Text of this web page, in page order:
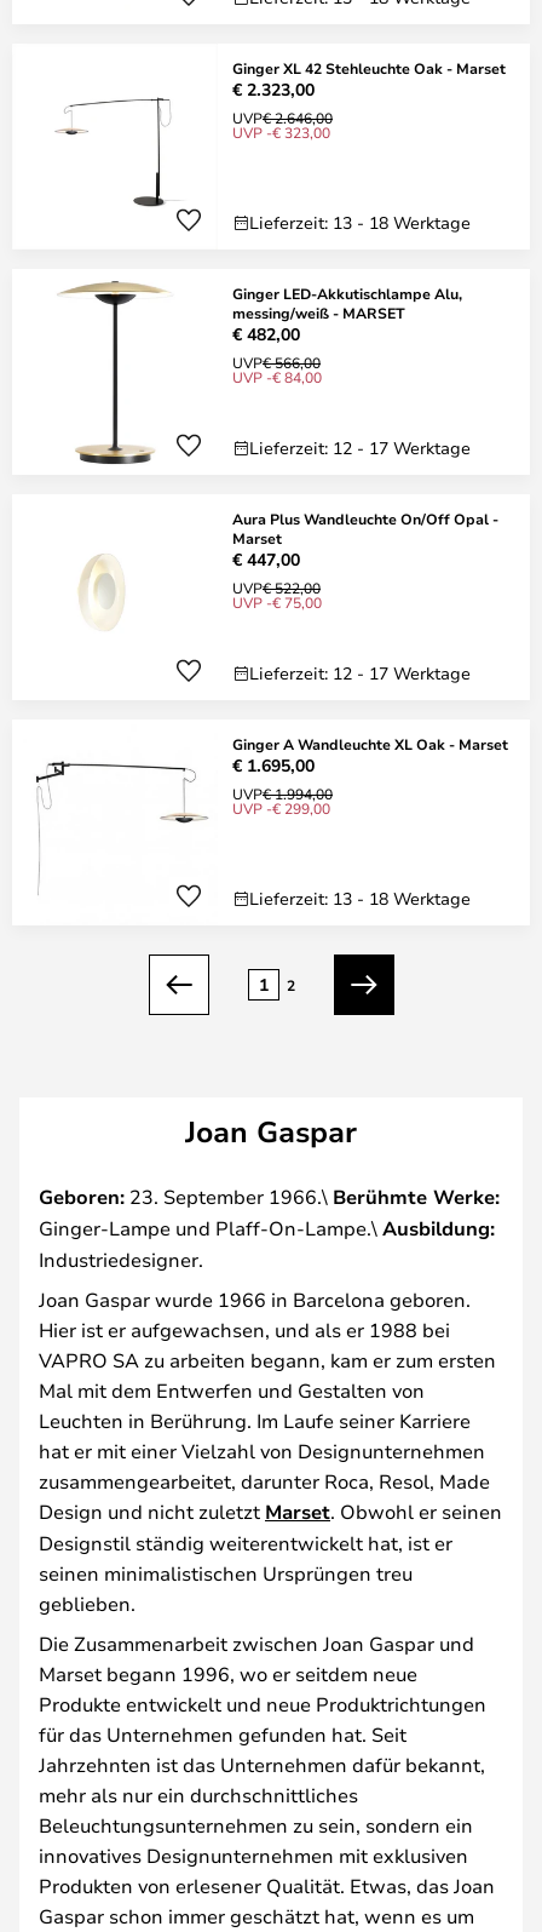
Ginger XL 42 Stehleuchte Oak - Marset
€ 2.323,00
UVP€ 2.646,00
UVP -€ 323,00
Lieferzeit: 13 - 18 Werktage
Ginger LED-Akkutischlampe Alu,
messing/weiß - MARSET
€ 482,00
UVP€ 566,00
UVP -€ 84,00
Lieferzeit: 12 - 17 Werktage
Aura Plus Wandleuchte On/Off Opal -
Marset
€ 447,00
UVP€ 522,00
UVP -€ 75,00
Lieferzeit: 12 - 17 Werktage
Ginger A Wandleuchte XL Oak - Marset
€ 1.695,00
UVP€ 1.994,00
UVP -€ 299,00
Lieferzeit: 13 - 18 Werktage
Zurück
1 2
Weiter
Joan Gaspar
Geboren: 23. September 1966.\ Berühmte Werke:
Ginger-Lampe und Plaff-On-Lampe.\Ausbildung:
Industriedesigner.
Joan Gaspar wurde 1966 in Barcelona geboren.
Hier ist er aufgewachsen, und als er 1988 bei
VAPRO SA zu arbeiten begann, kam er zum ersten
Mal mit dem Entwerfen und Gestalten von
Leuchten in Berührung. Im Laufe seiner Karriere
hat er mit einer Vielzahl von Designunternehmen
zusammengearbeitet, darunter Roca, Resol, Made
Design und nicht zuletzt Marset. Obwohl er seinen
Designstil ständig weiterentwickelt hat, ist er
seinen minimalistischen Ursprüngen treu
geblieben.
Die Zusammenarbeit zwischen Joan Gaspar und
Marset begann 1996, wo er seitdem neue
Produkte entwickelt und neue Produktrichtungen
für das Unternehmen gefunden hat. Seit
Jahrzehnten ist das Unternehmen dafür bekannt,
mehr als nur ein durchschnittliches
Beleuchtungsunternehmen zu sein, sondern ein
innovatives Designunternehmen mit exklusiven
Produkten von erlesener Qualität. Etwas, das Joan
Gaspar schon immer geschätzt hat, wenn es um